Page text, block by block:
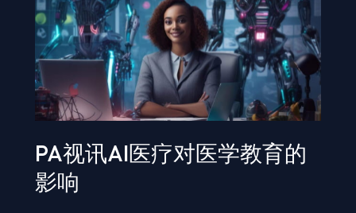
PA视讯AI医疗对医学教育的
影响